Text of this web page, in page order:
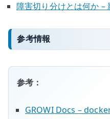
障害切り分けとは何か –
参考情報
参考：
GROWI Docs –